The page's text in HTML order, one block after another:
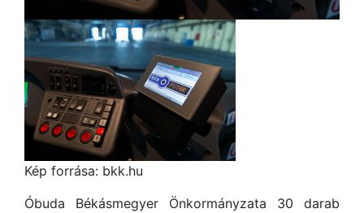
Kép forrása: bkk.hu
Óbuda Békásmegyer Önkormányzata 30 darab